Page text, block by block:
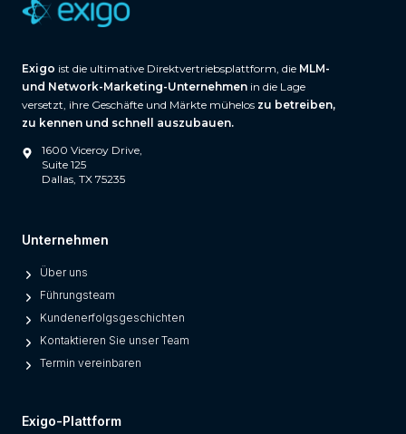
Exigo ist die ultimative Direktvertriebsplattform, die MLM-
und Network-Marketing-Unternehmen in die Lage
versetzt, ihre Geschäfte und Märkte mühelos zu betreiben,
zu kennen und schnell auszubauen.
1600 Viceroy Drive,
Suite 125
Dallas, TX 75235
Unternehmen
Über uns
Führungsteam
Kundenerfolgsgeschichten
Kontaktieren Sie unser Team
Termin vereinbaren
Exigo-Plattform